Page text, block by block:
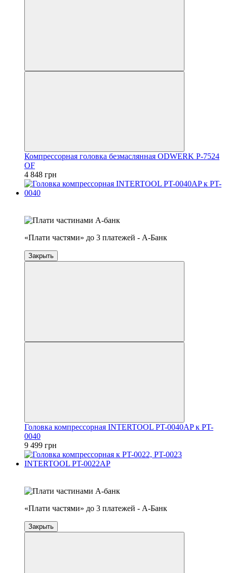
Компрессорная головка безмаслянная ODWERK P-7524
OF
4 848 грн
«Плати частями» до 3 платежей - А-Банк
Закрыть
Головка компрессорная INTERTOOL PT-0040AP к PT-
0040
9 499 грн
«Плати частями» до 3 платежей - А-Банк
Закрыть